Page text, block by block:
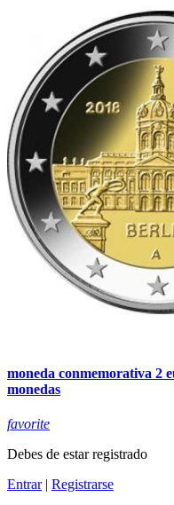
moneda conmemorativa 2
monedas
favorite
Debes de estar registrado
Entrar| Registrarse